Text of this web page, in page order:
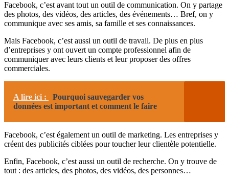
Facebook, c’est avant tout un outil de communication. On y partage
des photos, des vidéos, des articles, des événements… Bref, on y
communique avec ses amis, sa famille et ses connaissances.
Mais Facebook, c’est aussi un outil de travail. De plus en plus
d’entreprises y ont ouvert un compte professionnel afin de
communiquer avec leurs clients et leur proposer des offres
commerciales.
A lire ici :
Pourquoi sauvegarder vos
données est important et comment le faire
Facebook, c’est également un outil de marketing. Les entreprises y
créent des publicités ciblées pour toucher leur clientèle potentielle.
Enfin, Facebook, c’est aussi un outil de recherche. On y trouve de
tout : des articles, des photos, des vidéos, des personnes…